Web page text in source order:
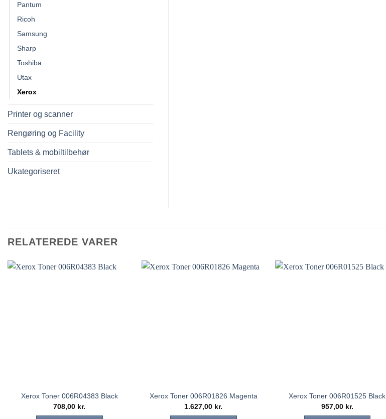
Pantum
Ricoh
Samsung
Sharp
Toshiba
Utax
Xerox
Printer og scanner
Rengøring og Facility
Tablets & mobiltilbehør
Ukategoriseret
RELATEREDE VARER
Xerox Toner 006R04383 Black
708,00 kr.
Xerox Toner 006R01826 Magenta
1.627,00 kr.
Xerox Toner 006R01525 Black
957,00 kr.